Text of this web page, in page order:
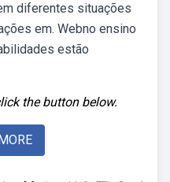
diferentes situações
em. Webno ensino
estão
the button below.